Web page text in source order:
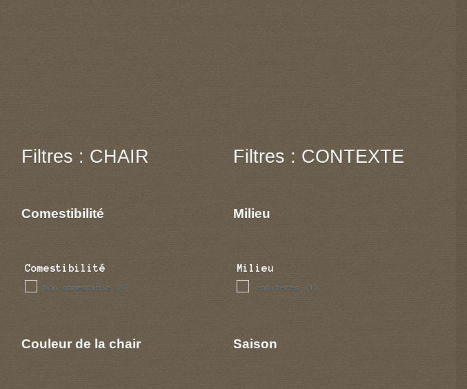
Filtres : CHAIR
Comestibilité
Comestibilité
bon comestible (1)
Couleur de la chair
Filtres : CONTEXTE
Milieu
Milieu
coniferes (1)
Saison